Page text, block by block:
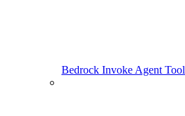
Bedrock Invoke Agent Tool